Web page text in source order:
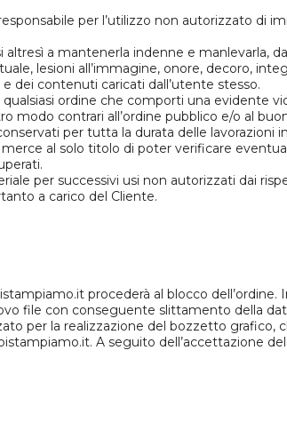
per l’utilizzo non autorizzato di
a mantenerla indenne e manlevarla,
lesioni all’immagine, onore, decoro,
dei contenuti caricati dall’utente stesso.
ordine che comporti una evidente
modo contrari all’ordine pubblico e/o al
per tutta la durata delle
al solo titolo di poter verificare
per successivi usi non autorizzati dai
a carico del Cliente.
procederà al blocco dell’ordine.
file con conseguente slittamento della
per la realizzazione del bozzetto
A seguito dell’accettazione